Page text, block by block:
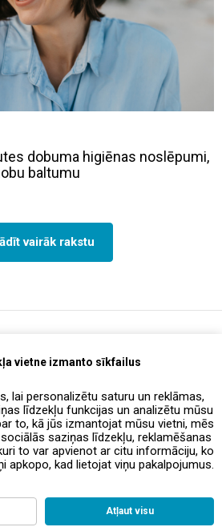
vietne izmanto sīkfailus
lai personalizētu saturu un reklāmas,
līdzekļu funkcijas un analizētu mūsu
to, kā jūs izmantojat mūsu vietni, mēs
saziņas līdzekļu, reklamēšanas
to var apvienot ar citu informāciju, ko
apkopo, kad lietojat viņu pakalpojumus.
Atļaut visu
dobuma higiēnas noslēpumi,
baltumu
vairāk rakstu